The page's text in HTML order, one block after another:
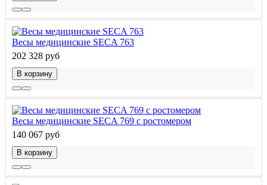
Весы медицинские SECA 763
202 328 руб
В корзину
Весы медицинские SECA 769 с ростомером
140 067 руб
В корзину